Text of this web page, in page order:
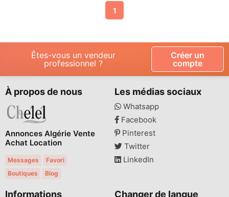
1
Êtes-vous un vendeur
professionnel ?
Créer un
compte
À propos de nous
Annonces Algérie Vente
Achat Location
Messages
Favori
Boutiques
Blog
Les médias sociaux
Whatsapp
Facebook
Pinterest
Twitter
LinkedIn
Informations Changer de langue